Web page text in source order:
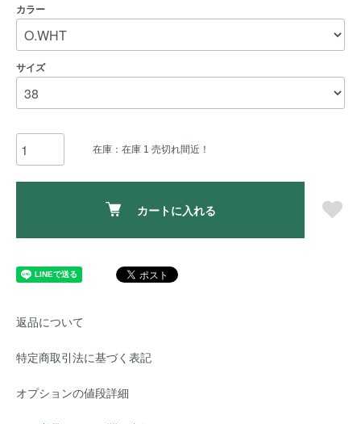
カラー
サイズ
在庫：在庫 1 売切れ間近！
カートに入れる
返品について
特定商取引法に基づく表記
オプションの値段詳細